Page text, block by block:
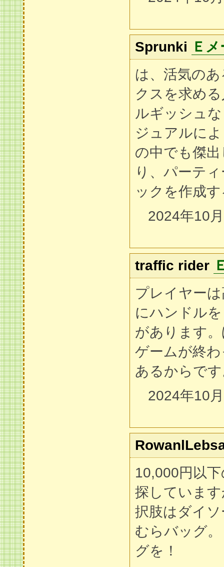
Sprunki
Ｅ
は、活気の
クスを求め
ルギッシュ
ジュアルに
の中でも傑
り、パーテ
ックを作成
2024年10
traffic rider
プレイヤー
にハンドル
があります
ゲームが終
あるからで
2024年10
10,000円以
探していま
択肢はダイ
むらバッグ
グを！